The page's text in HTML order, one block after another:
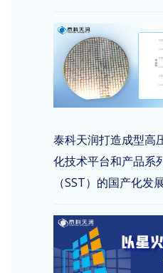
泰科天润打造成型高
化技术平台和产品系
（SST）的国产化发